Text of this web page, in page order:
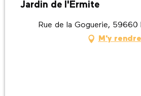
Jardin de l'Ermite
Rue de la Goguerie, 59660
M'y rendre